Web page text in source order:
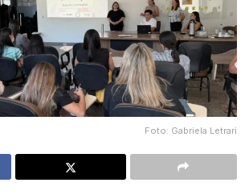
Foto: Gabriela Letrari